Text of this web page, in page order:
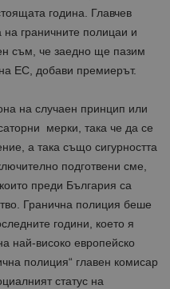
година. Главчев
граничните полицаи и
съм, че заедно ще пазим
ЕС, добави премиерът.
на случаен принцип или
мерки, така че да се
а така също сигурността
подготвени сме,
преди България са
Гранична полиция беше
години, което я
най-високо европейско
полиция“ главен комисар
статус на